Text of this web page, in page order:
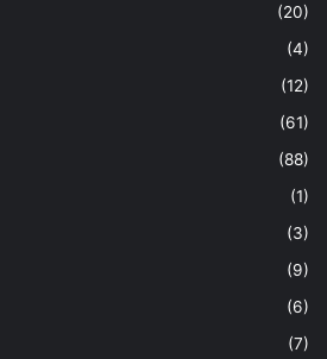
(20)
(4)
(12)
(61)
(88)
(1)
(3)
(9)
(6)
(7)